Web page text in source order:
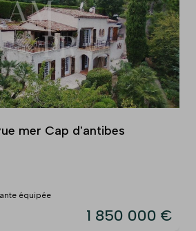
mer Cap d'antibes
équipée
1 850 000 €